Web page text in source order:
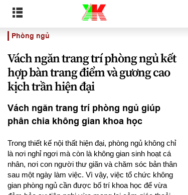
Phòng ngủ
Vách ngăn trang trí phòng ngủ kết
hợp bàn trang điểm và gương cao
kịch trần hiện đại
Vách ngăn trang trí phòng ngủ giúp
phân chia không gian khoa học
Trong thiết kế nội thất hiện đại, phòng ngủ không chỉ
là nơi nghỉ ngơi mà còn là không gian sinh hoạt cá
nhân, nơi con người thư giãn và chăm sóc bản thân
sau một ngày làm việc. Vì vậy, việc tổ chức không
gian phòng ngủ cần được bố trí khoa học để vừa